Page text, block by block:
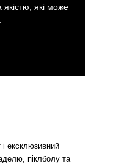
якістю, які може
ексклюзивний
піклболу та